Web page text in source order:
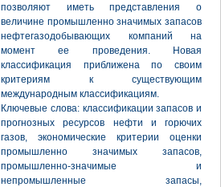
позволяют иметь представления о
величине промышленно значимых запасов
нефтегазодобывающих компаний на
момент ее проведения. Новая
классификация приближена по своим
критериям к существующим
международным классификациям.
Ключевые слова: классификации запасов и
прогнозных ресурсов нефти и горючих
газов, экономические критерии оценки
промышленно значимых запасов,
промышленно-значимые и
непромышленные запасы,